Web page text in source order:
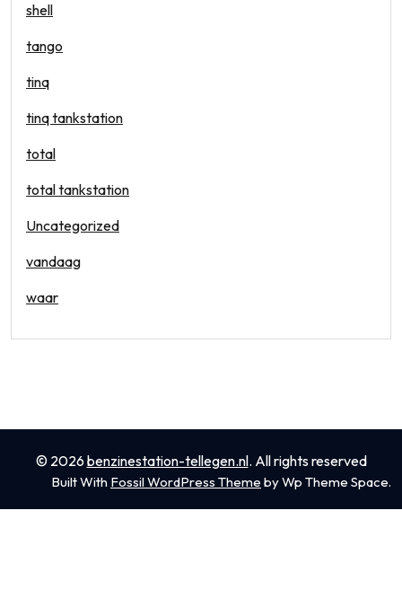
shell
tango
tinq
tinq tankstation
total
total tankstation
Uncategorized
vandaag
waar
© 2026 benzinestation-tellegen.nl. All rights reserved
Built With Fossil WordPress Theme by Wp Theme Space.